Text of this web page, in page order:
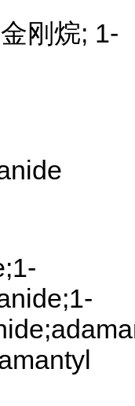
刚烷; 1-